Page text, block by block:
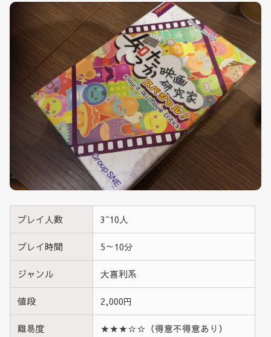
プレイ人数 3~10人
プレイ時間 5～10分
ジャンル 大喜利系
値段 2,000円
難易度 ★★★☆☆（得意不得意あり）